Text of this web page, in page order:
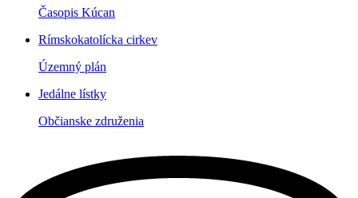
Časopis Kúcan
Rímskokatolícka cirkev
Územný plán
Jedálne lístky
Občianske združenia